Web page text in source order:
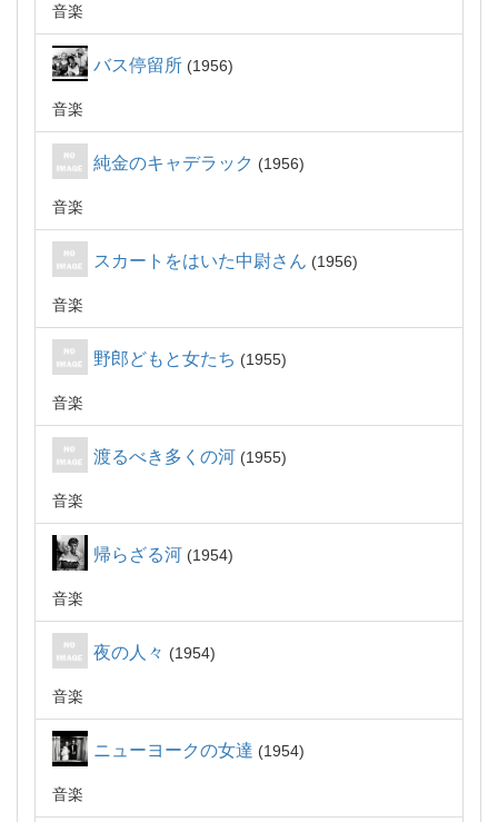
音楽
バス停留所 1956
音楽
純金のキャデラック 1956
音楽
スカートをはいた中尉さん 1956
音楽
野郎どもと女たち 1955
音楽
渡るべき多くの河 1955
音楽
帰らざる河 1954
音楽
夜の人々 1954
音楽
ニューヨークの女達 1954
音楽